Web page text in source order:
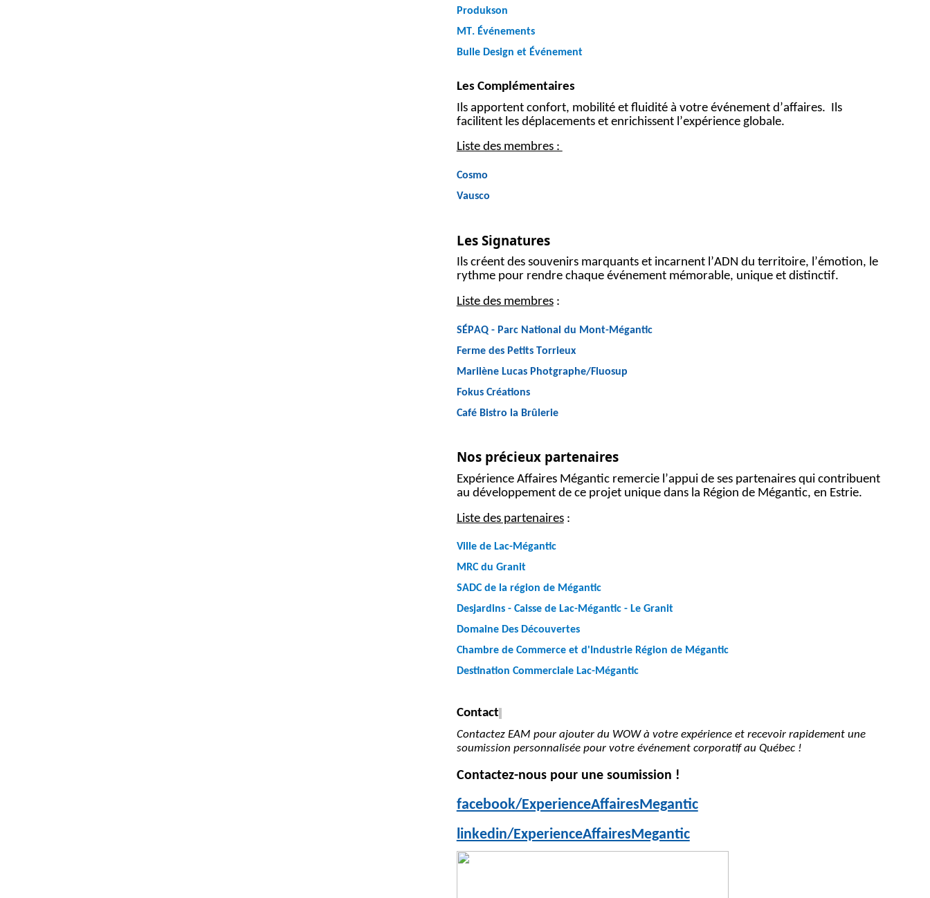
Produkson
MT. Événements
Bulle Design et Événement
Les Complémentaires
Ils apportent confort, mobilité et fluidité à votre événement d’affaires. Ils
facilitent les déplacements et enrichissent l’expérience globale.
Liste des membres :
Cosmo
Vausco
Les Signatures
Ils créent des souvenirs marquants et incarnent l’ADN du territoire, l’émotion, le
rythme pour rendre chaque événement mémorable, unique et distinctif.
Liste des membres:
SÉPAQ - Parc National du Mont-Mégantic
Ferme des Petits Torrieux
Marilène Lucas Photgraphe/Fluosup
FokusCréations
Café Bistro la Brûlerie
Nos précieux partenaires
Expérience Affaires Mégantic remercie l’appui de ses partenaires qui contribuent
au développement de ce projet unique dans la Région de Mégantic, en Estrie.
Liste des partenaires:
Ville de Lac-Mégantic
MRC du Granit
SADC de la région de Mégantic
Desjardins - Caisse de Lac-Mégantic - Le Granit
Domaine Des Découvertes
Chambre de Commerce et d'Industrie Région de Mégantic
Destination Commerciale Lac-Mégantic
Contact
Contactez EAM pour ajouter du WOW à votre expérience et recevoir rapidement une
soumission personnalisée pour votre événement corporatif au Québec !
Contactez-nous pour une soumission !
facebook/ExperienceAffairesMegantic
linkedin/ExperienceAffairesMegantic